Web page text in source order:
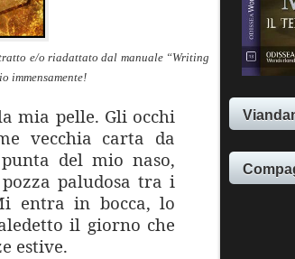
e/o riadattato dal manuale “Writing
immensamente!
mia pelle. Gli occhi
vecchia carta da
del mio naso,
paludosa tra i
entra in bocca, lo
il giorno che
estive.